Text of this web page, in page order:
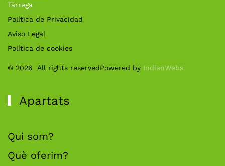
Tàrrega
Política de Privacidad
Aviso Legal
Política de cookies
© 2026 All rights reservedPowered by IndianWebs
Apartats
Qui som?
Què oferim?